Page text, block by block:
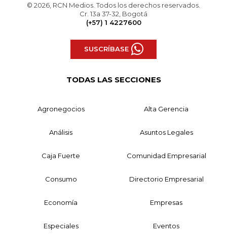
© 2026, RCN Medios. Todos los derechos reservados.
Cr. 13a 37-32, Bogotá
(+57) 1 4227600
SUSCRÍBASE
TODAS LAS SECCIONES
Agronegocios Alta Gerencia
Análisis Asuntos Legales
Caja Fuerte Comunidad Empresarial
Consumo Directorio Empresarial
Economía Empresas
Especiales Eventos